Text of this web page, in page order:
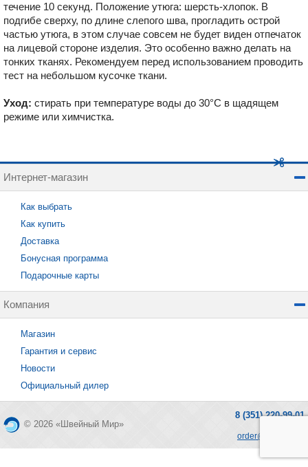
течение 10 секунд. Положение утюга: шерсть-хлопок. В
подгибе сверху, по длине слепого шва, прогладить острой
частью утюга, в этом случае совсем не будет виден отпечаток
на лицевой стороне изделия. Это особенно важно делать на
тонких тканях. Рекомендуем перед использованием проводить
тест на небольшом кусочке ткани.
Уход: стирать при температуре воды до 30°C в щадящем
режиме или химчистка.
Интернет-магазин
Как выбрать
Как купить
Доставка
Бонусная программа
Подарочные карты
Компания
Магазин
Гарантия и сервис
Новости
Официальный дилер
© 2026 «Швейный Мир»
8 (351) 220-99-01
order@seworld.ru